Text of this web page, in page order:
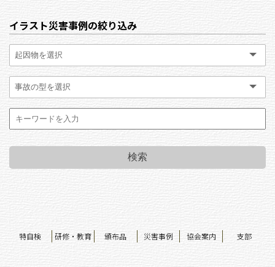
イラスト災害事例の絞り込み
特自検 研修・教育 頒布品 災害事例 協会案内 支部